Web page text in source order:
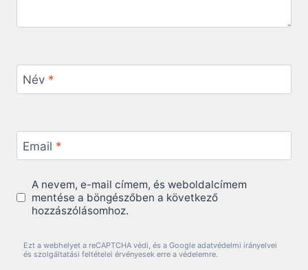
Név *
Email *
A nevem, e-mail címem, és weboldalcímem
mentése a böngészőben a következő
hozzászólásomhoz.
Ezt a webhelyet a reCAPTCHA védi, és a Google adatvédelmi irányelvei
és szolgáltatási feltételei érvényesek erre a védelemre.